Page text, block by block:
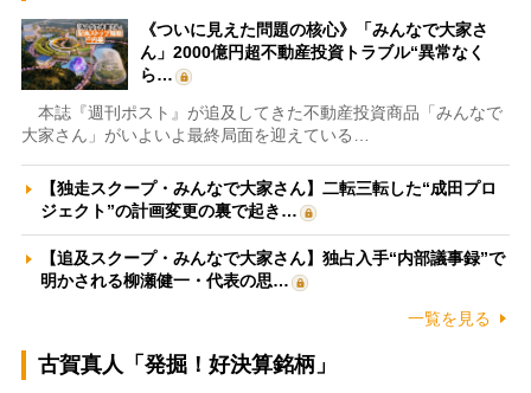
《ついに見えた問題の核心》「みんなで大家さ
ん」2000億円超不動産投資トラブル“異常なく
ら…
本誌『週刊ポスト』が追及してきた不動産投資商品「みんなで
大家さん」がいよいよ最終局面を迎えている…
【独走スクープ・みんなで大家さん】二転三転した“成田プロ
ジェクト”の計画変更の裏で起き…
【追及スクープ・みんなで大家さん】独占入手“内部議事録”で
明かされる柳瀬健一・代表の思…
一覧を見る
古賀真人「発掘！好決算銘柄」